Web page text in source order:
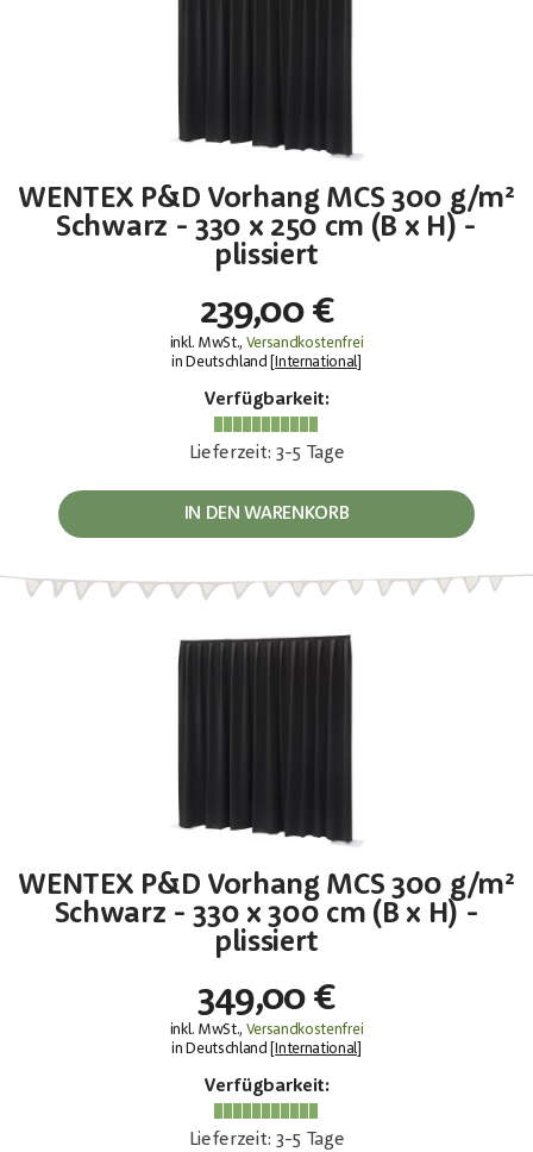
WENTEX P&D Vorhang MCS 300 g/m²
Schwarz - 330 x 250 cm (B x H) -
plissiert
239,00 €
inkl. MwSt., Versandkostenfrei
in Deutschland [
International]
Verfügbarkeit:
Lieferzeit: 3-5 Tage
IN DEN WARENKORB
WENTEX P&D Vorhang MCS 300 g/m²
Schwarz - 330 x 300 cm (B x H) -
plissiert
349,00 €
inkl. MwSt., Versandkostenfrei
in Deutschland [
International]
Verfügbarkeit:
Lieferzeit: 3-5 Tage